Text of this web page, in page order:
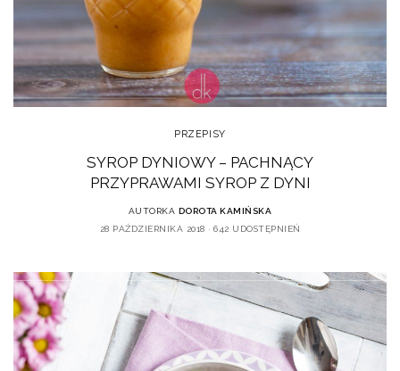
PRZEPISY
SYROP DYNIOWY – PACHNĄCY
PRZYPRAWAMI SYROP Z DYNI
AUTORKA DOROTA KAMIŃSKA
28 PAŹDZIERNIKA 2018
642 UDOSTĘPNIEŃ